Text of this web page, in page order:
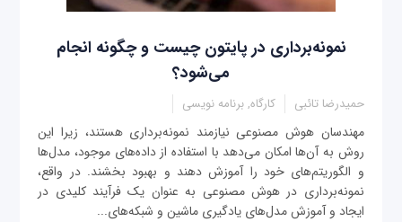
نمونه‌برداری در پایتون‌ چیست و چگونه انجام
می‌شود؟
حمیدرضا تائبی کارگاه, برنامه نویسی
مهندسان هوش مصنوعی نیازمند نمونه‌برداری هستند، زیرا این
روش به آن‌ها امکان می‌دهد با استفاده از داده‌های موجود، مدل‌ها
و الگوریتم‌های خود را آموزش دهند و بهبود بخشند. در واقع،
نمونه‌برداری در هوش مصنوعی به عنوان یک فرآیند کلیدی در
ایجاد و آموزش مدل‌های یادگیری ماشین و شبکه‌های...